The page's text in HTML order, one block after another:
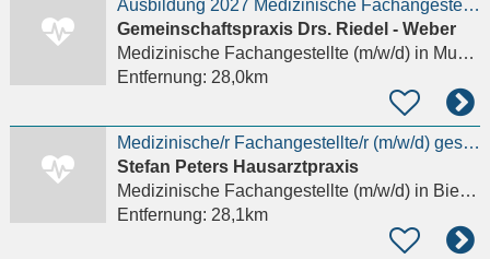
Ausbildung 2027 Medizinische Fachangestellte (m/w/d)
Gemeinschaftspraxis Drs. Riedel - Weber
Medizinische Fachangestellte (m/w/d)in Muggensturm
Entfernung: 28,0km
Medizinische/r Fachangestellte/r (m/w/d) gesucht!
Stefan Peters Hausarztpraxis
Medizinische Fachangestellte (m/w/d)in Bietigheim
Entfernung: 28,1km